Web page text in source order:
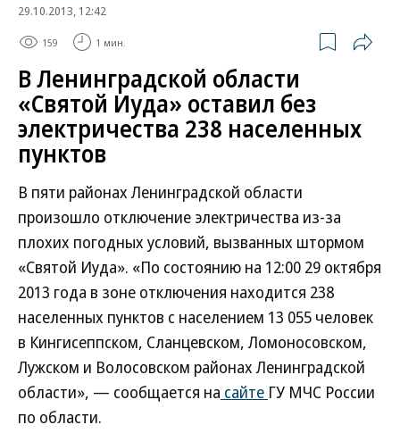
29.10.2013, 12:42
159 1 мин.
В Ленинградской области
«Святой Иуда» оставил без
электричества 238 населенных
пунктов
В пяти районах Ленинградской области
произошло отключение электричества из-за
плохих погодных условий, вызванных штормом
«Святой Иуда». «По состоянию на 12:00 29 октября
2013 года в зоне отключения находится 238
населенных пунктов с населением 13 055 человек
в Кингисеппском, Сланцевском, Ломоносовском,
Лужском и Волосовском районах Ленинградской
области», — сообщается на сайте ГУ МЧС России
по области.